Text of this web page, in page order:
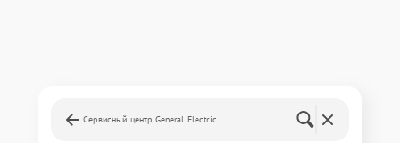
Сервисный центр General Electric